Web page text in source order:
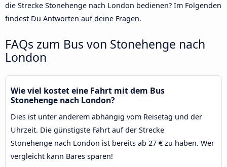
die Strecke Stonehenge nach London bedienen? Im Folgenden
findest Du Antworten auf deine Fragen.
FAQs zum Bus von Stonehenge nach
London
Wie viel kostet eine Fahrt mit dem Bus
Stonehenge nach London?
Dies ist unter anderem abhängig vom Reisetag und der
Uhrzeit. Die günstigste Fahrt auf der Strecke
Stonehenge nach London ist bereits ab 27 € zu haben. Wer
vergleicht kann Bares sparen!